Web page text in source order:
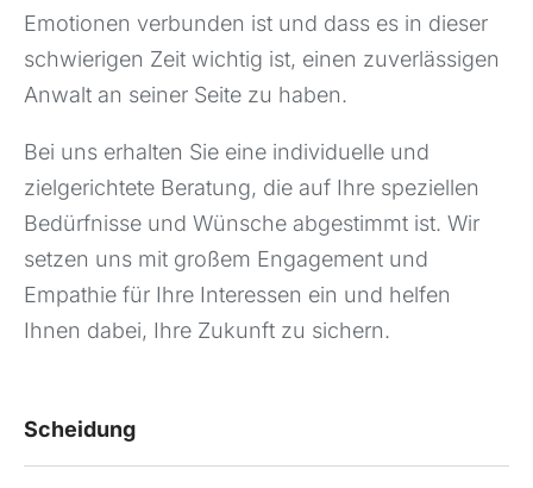
Emotionen verbunden ist und dass es in dieser
schwierigen Zeit wichtig ist, einen zuverlässigen
Anwalt an seiner Seite zu haben.
Bei uns erhalten Sie eine individuelle und
zielgerichtete Beratung, die auf Ihre speziellen
Bedürfnisse und Wünsche abgestimmt ist. Wir
setzen uns mit großem Engagement und
Empathie für Ihre Interessen ein und helfen
Ihnen dabei, Ihre Zukunft zu sichern.
Scheidung